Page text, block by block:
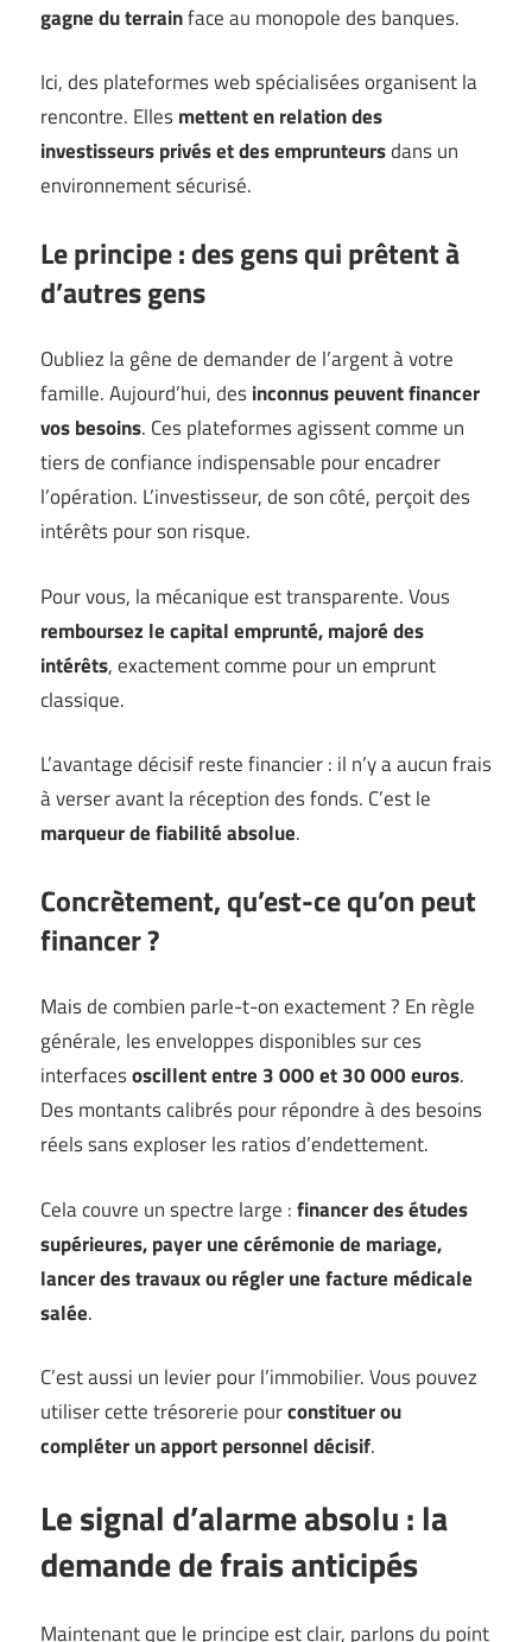
gagne du terrainface au monopole des banques.
Ici, des plateformes web spécialisées organisent la
rencontre. Ellesmettent en relation des
investisseurs privés et des emprunteursdans un
environnement sécurisé.
Le principe : des gens qui prêtent à
d’autres gens
Oubliez la gêne de demander de l’argent à votre
famille. Aujourd’hui, desinconnus peuvent financer
vos besoins. Ces plateformes agissent comme un
tiers de confiance indispensable pour encadrer
l’opération. L’investisseur, de son côté, perçoit des
intérêts pour son risque.
Pour vous, la mécanique est transparente. Vous
remboursez le capital emprunté, majoré des
intérêts, exactement comme pour un emprunt
classique.
L’avantage décisif reste financier : il n’y a aucun frais
à verser avant la réception des fonds. C’est le
marqueur de fiabilité absolue.
Concrètement, qu’est-ce qu’on peut
financer ?
Mais de combien parle-t-on exactement ? En règle
générale, les enveloppes disponibles sur ces
interfacesoscillent entre 3 000 et 30 000 euros.
Des montants calibrés pour répondre à des besoins
réels sans exploser les ratios d’endettement.
Cela couvre un spectre large :financer des études
supérieures, payer une cérémonie de mariage,
lancer des travaux ou régler une facture médicale
salée.
C’est aussi un levier pour l’immobilier. Vous pouvez
utiliser cette trésorerie pourconstituer ou
compléter un apport personnel décisif.
Le signal d’alarme absolu : la
demande de frais anticipés
Maintenant que le principe est clair, parlons du point